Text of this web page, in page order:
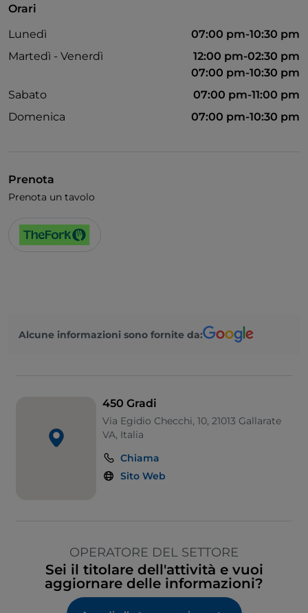
Orari
Lunedì
07:00 pm-10:30 pm
Martedì - Venerdì
12:00 pm-02:30 pm
07:00 pm-10:30 pm
Sabato
07:00 pm-11:00 pm
Domenica
07:00 pm-10:30 pm
Prenota
Prenota un tavolo
Alcune informazioni sono fornite da:
450 Gradi
Via Egidio Checchi, 10, 21013 Gallarate
VA, Italia
Chiama
Sito Web
OPERATORE DEL SETTORE
Sei il titolare dell'attività e vuoi
aggiornare delle informazioni?